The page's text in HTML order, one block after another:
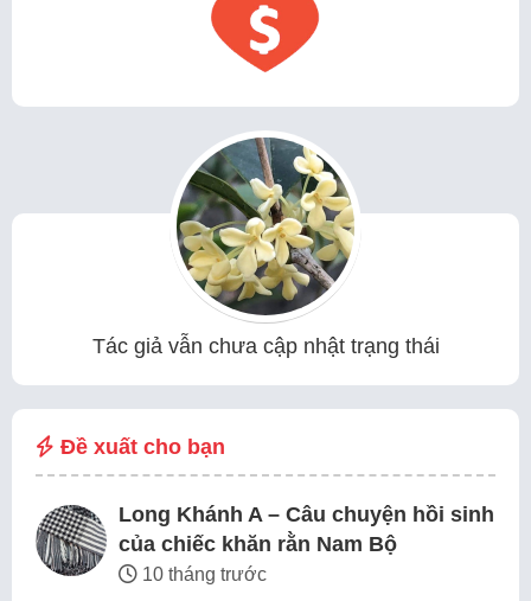
Tác giả vẫn chưa cập nhật trạng thái
Đề xuất cho bạn
Long Khánh A – Câu chuyện hồi sinh
của chiếc khăn rằn Nam Bộ
10 tháng trước